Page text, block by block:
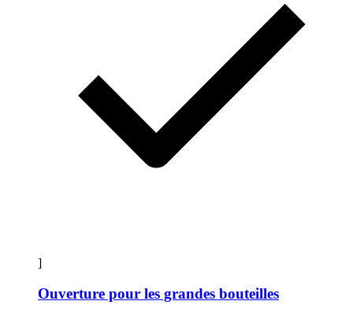
]
Ouverture pour les grandes bouteilles